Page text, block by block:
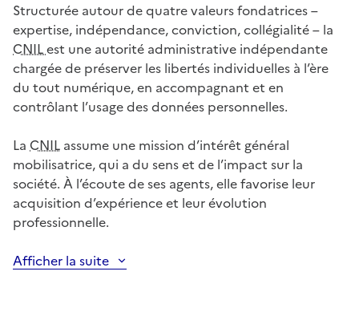
Structurée autour de quatre valeurs fondatrices –
expertise, indépendance, conviction, collégialité – la
CNILest une autorité administrative indépendante
chargée de préserver les libertés individuelles à l’ère
du tout numérique, en accompagnant et en
contrôlant l’usage des données personnelles.
La CNIL assume une mission d’intérêt général
mobilisatrice, qui a du sens et de l’impact sur la
société. À l’écoute de ses agents, elle favorise leur
acquisition d’expérience et leur évolution
professionnelle.
Afficher la suite